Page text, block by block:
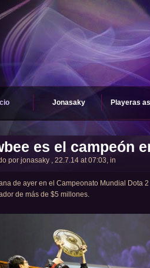
Jonasaky Playeras
es el campeón
por jonasaky , 22.7.14 at 07:03, in
de ayer en el Campeonato Mundial Dota
de más de $5 millones.